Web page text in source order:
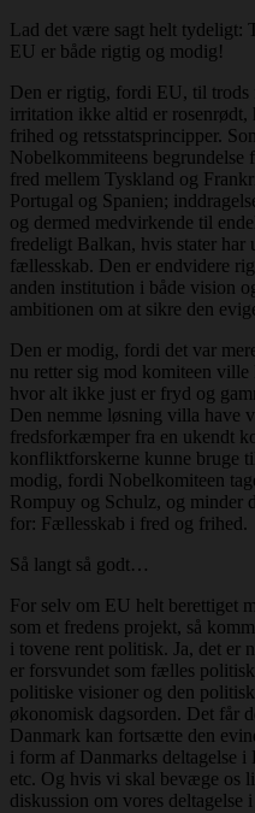
Lad det være sagt helt tydeligt:
EU er både rigtig og modig!
Den er rigtig, fordi EU, til trods
irritation ikke altid er rosenrødt,
frihed og retsstatsprincipper.
Nobelkommiteens
fred mellem Tyskland og
Portugal og Spanien;
og dermed medvirkende til
fredeligt Balkan, hvis stater
fællesskab. Den er endvidere
anden institution i både vision
ambitionen om at sikre den
Den er modig, fordi det var
nu retter sig mod komiteen
hvor alt ikke just er fryd og
Den nemme løsning villa have
fredsforkæmper fra en ukendt
konfliktforskerne kunne bruge
modig, fordi Nobelkomiteen
Rompuy og Schulz, og minder
for: Fællesskab i fred og frihed.
Så langt så godt…
For selv om EU helt berettiget
som et fredens projekt, så
i tovene rent politisk. Ja, det er
er forsvundet som fælles
politiske visioner og den
økonomisk dagsorden. Det får
Danmark kan fortsætte den
i form af Danmarks deltagelse i
etc. Og hvis vi skal bevæge os
diskussion om vores